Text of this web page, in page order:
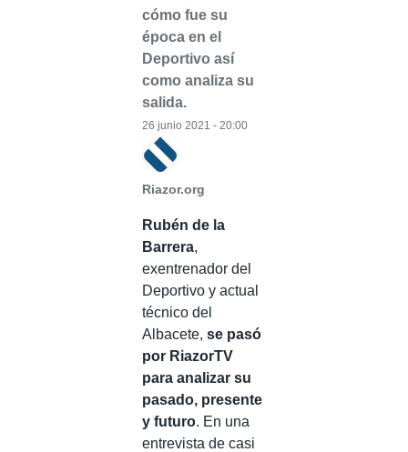
cómo fue su
época en el
Deportivo así
como analiza su
salida.
Riazor.org
26 junio 2021 - 20:00
Rubén de la
Barrera,
exentrenador del
Deportivo y actual
técnico del
Albacete, se pasó
por RiazorTV
para analizar su
pasado, presente
y futuro. En una
entrevista de casi